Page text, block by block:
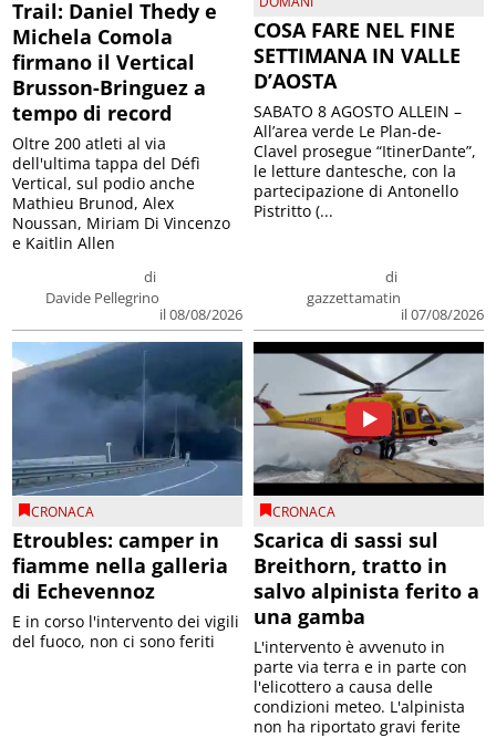
Trail: Daniel Thedy e
Michela Comola
firmano il Vertical
Brusson-Bringuez a
tempo di record
di
Davide Pellegrino
il 08/08/2026
Oltre 200 atleti al via
dell'ultima tappa del Défì
Vertical, sul podio anche
Mathieu Brunod, Alex
Noussan, Miriam Di Vincenzo
e Kaitlin Allen
COSA FARE NEL FINE
SETTIMANA IN VALLE
D’AOSTA
di
gazzettamatin
il 07/08/2026
SABATO 8 AGOSTO ALLEIN –
All’area verde Le Plan-de-
Clavel prosegue “ItinerDante”,
le letture dantesche, con la
partecipazione di Antonello
Pistritto (...
CRONACA
Etroubles: camper in
fiamme nella galleria
di Echevennoz
E in corso l'intervento dei vigili
del fuoco, non ci sono feriti
CRONACA
Scarica di sassi sul
Breithorn, tratto in
salvo alpinista ferito a
una gamba
L'intervento è avvenuto in
parte via terra e in parte con
l'elicottero a causa delle
condizioni meteo. L'alpinista
non ha riportato gravi ferite